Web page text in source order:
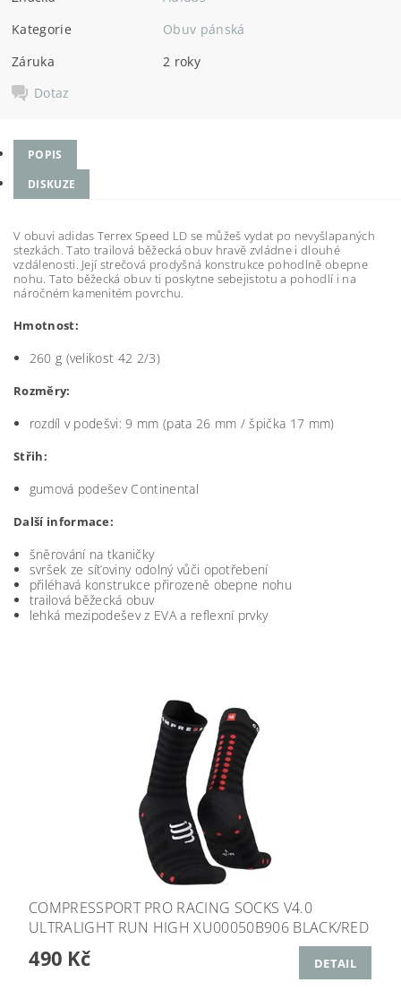
Kategorie
Obuv pánská
Záruka
2 roky
Dotaz
POPIS
DISKUZE
V obuvi adidas Terrex Speed LD se můžeš vydat po nevyšlapaných
stezkách. Tato trailová běžecká obuv hravě zvládne i dlouhé
vzdálenosti. Její strečová prodyšná konstrukce pohodlně obepne
nohu. Tato běžecká obuv ti poskytne sebejistotu a pohodlí i na
náročném kamenitém povrchu.
Hmotnost:
260 g (velikost 42 2/3)
Rozměry:
rozdíl v podešvi: 9 mm (pata 26 mm / špička 17 mm)
Střih:
gumová podešev Continental
Další informace:
šněrování na tkaničky
svršek ze síťoviny odolný vůči opotřebení
přiléhavá konstrukce přirozeně obepne nohu
trailová běžecká obuv
lehká mezipodešev z EVA a reflexní prvky
COMPRESSPORT PRO RACING SOCKS V4.0
ULTRALIGHT RUN HIGH XU00050B906 BLACK/RED
490 Kč DETAIL